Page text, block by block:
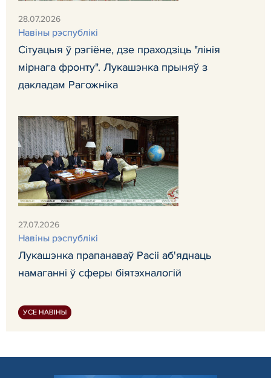
28.07.2026
Навіны рэспублікі
Сітуацыя ў рэгіёне, дзе праходзіць "лінія
мірнага фронту". Лукашэнка прыняў з
дакладам Рагожніка
27.07.2026
Навіны рэспублікі
Лукашэнка прапанаваў Расіі аб'яднаць
намаганні ў сферы біятэхналогій
УСЕ НАВІНЫ